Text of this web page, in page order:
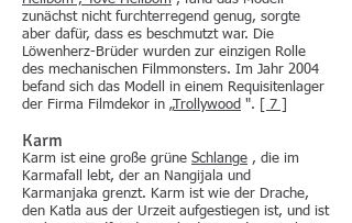
zunächst nicht furchterregend genug, sorgte
aber dafür, dass es beschmutzt war. Die
Löwenherz-Brüder wurden zur einzigen Rolle
des mechanischen Filmmonsters. Im Jahr 2004
befand sich das Modell in einem Requisitenlager
der Firma Filmdekor in „Trollywood ". [ 7 ]
Karm
Karm ist eine große grüne Schlange , die im
Karmafall lebt, der an Nangijala und
Karmanjaka grenzt. Karm ist wie der Drache,
den Katla aus der Urzeit aufgestiegen ist, und ist